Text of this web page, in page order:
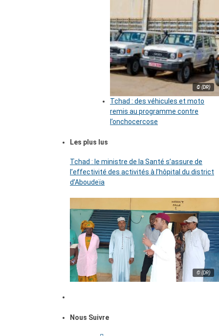
© (DR)
Tchad : des véhicules et moto
remis au programme contre
l’onchocercose
Les plus lus
Tchad : le ministre de la Santé s’assure de
l’effectivité des activités à l’hôpital du district
d’Aboudeïa
© (DR)
Nous Suivre